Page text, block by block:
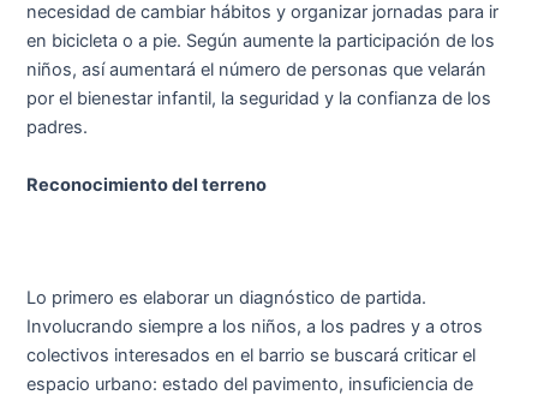
necesidad de cambiar hábitos y organizar jornadas para ir
en bicicleta o a pie. Según aumente la participación de los
niños, así aumentará el número de personas que velarán
por el bienestar infantil, la seguridad y la confianza de los
padres.
Reconocimiento del terreno
Lo primero es elaborar un diagnóstico de partida.
Involucrando siempre a los niños, a los padres y a otros
colectivos interesados en el barrio se buscará criticar el
espacio urbano: estado del pavimento, insuficiencia de